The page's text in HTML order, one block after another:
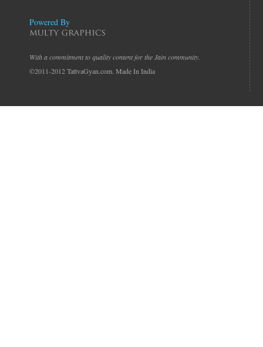
Powered By
With a commitment to quality content for the Jain community.
©2011-2012 TattvaGyan.com. Made In India